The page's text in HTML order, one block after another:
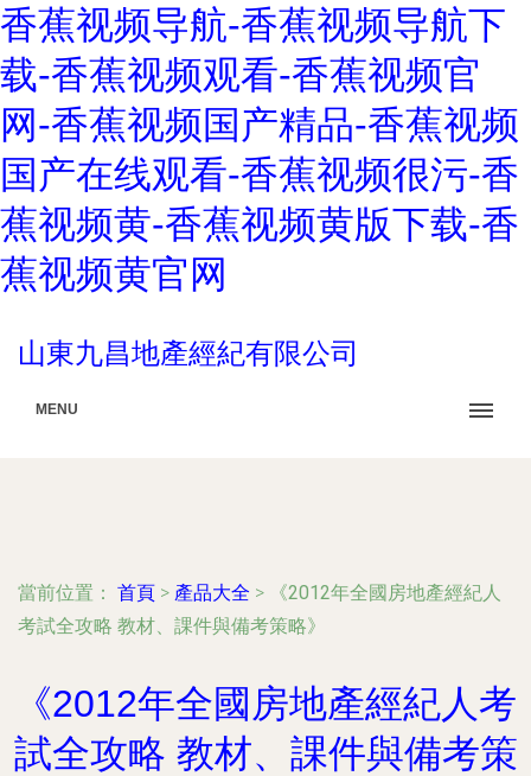
香蕉视频导航-香蕉视频导航下
载-香蕉视频观看-香蕉视频官
网-香蕉视频国产精品-香蕉视频
国产在线观看-香蕉视频很污-香
蕉视频黄-香蕉视频黄版下载-香
蕉视频黄官网
山東九昌地產經紀有限公司
MENU
當前位置： 首頁 > 產品大全 >
《2012年全國房地產經紀人
考試全攻略 教材、課件與備考策略》
《2012年全國房地產經紀人考
試全攻略 教材、課件與備考策